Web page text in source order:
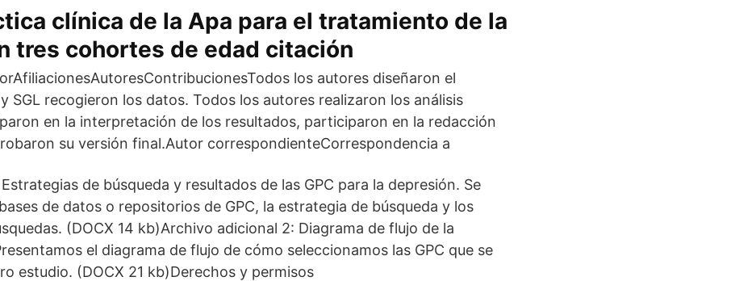
clínica de la Apa para el tratamiento de la
tres cohortes de edad citación
los autores diseñaron el
SGL recogieron los datos. Todos los autores realizaron los análisis
en la interpretación de los resultados, participaron en la redacción
su versión final.Autor correspondienteCorrespondencia a
de búsqueda y resultados de las GPC para la depresión. Se
de datos o repositorios de GPC, la estrategia de búsqueda y los
(DOCX 14 kb)Archivo adicional 2: Diagrama de flujo de la
el diagrama de flujo de cómo seleccionamos las GPC que se
estudio. (DOCX 21 kb)Derechos y permisos